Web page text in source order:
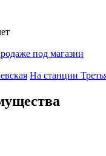
под магазин
На станции